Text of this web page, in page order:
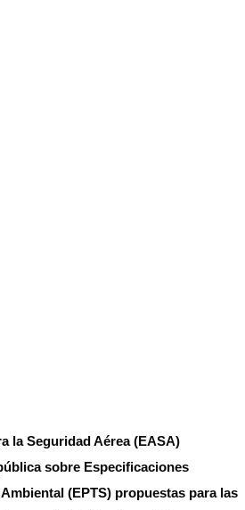
la Seguridad Aérea (EASA)
sobre Especificaciones
(EPTS) propuestas para las